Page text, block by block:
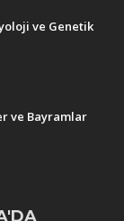
ve Genetik
ve Bayramlar